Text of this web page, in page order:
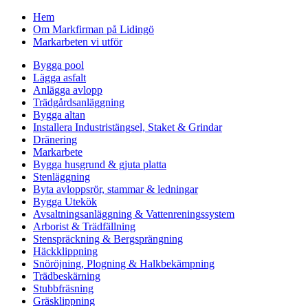
Hem
Om Markfirman på Lidingö
Markarbeten vi utför
Bygga pool
Lägga asfalt
Anlägga avlopp
Trädgårdsanläggning
Bygga altan
Installera Industristängsel, Staket & Grindar
Dränering
Markarbete
Bygga husgrund & gjuta platta
Stenläggning
Byta avloppsrör, stammar & ledningar
Bygga Utekök
Avsaltningsanläggning & Vattenreningssystem
Arborist & Trädfällning
Stenspräckning & Bergsprängning
Häckklippning
Snöröjning, Plogning & Halkbekämpning
Trädbeskärning
Stubbfräsning
Gräsklippning